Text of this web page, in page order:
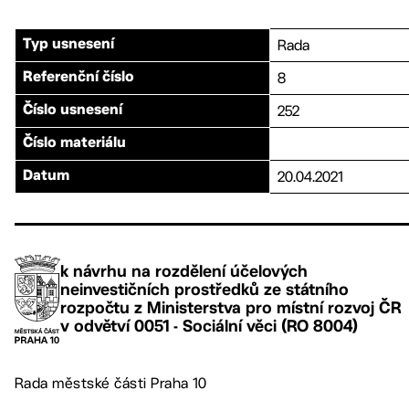
Typ usnesení Rada
Referenční číslo 8
Číslo usnesení 252
Číslo materiálu
Datum 20.04.2021
k návrhu na rozdělení účelových
neinvestičních prostředků ze státního
rozpočtu z Ministerstva pro místní rozvoj ČR
v odvětví 0051 - Sociální věci (RO 8004)
Rada městské části Praha 10